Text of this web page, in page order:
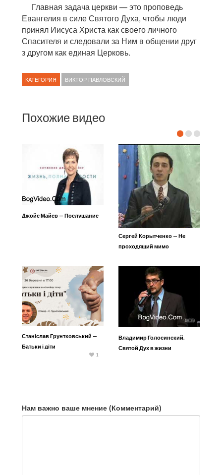
Главная задача церкви — это проповедь
Евангелия в силе Святого Духа, чтобы люди
принял Иисуса Христа как своего личного
Спасителя и следовали за Ним в общении друг
з другом как единая Церковь.
КАТЕГОРИЯ ВИКТОР ПАВЛОВСКИЙ
Похожие видео
Джойс Майер — Послушание
Сергей Корытченко — Не
проходящий мимо
Станіслав Грунтковський —
Батьки і діти
1
Владимир Голосинский.
Святой Дух в жизни
Нам важно ваше мнение (Комментарий)